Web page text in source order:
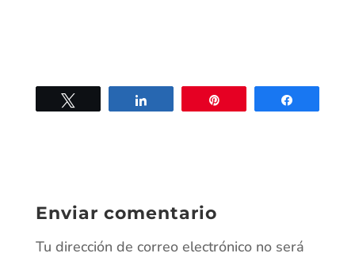
Enviar comentario
Tu dirección de correo electrónico no será